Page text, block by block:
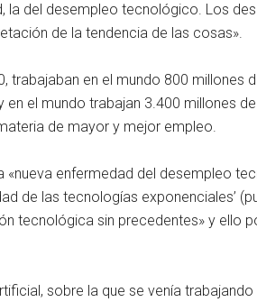
la del desempleo tecnológico. Los
de la tendencia de las cosas».
en el mundo 800 millones
el mundo trabajan 3.400 millones
de mayor y mejor empleo.
enfermedad del desempleo
de las tecnologías exponenciales’
tecnológica sin precedentes» y ello
sobre la que se venía